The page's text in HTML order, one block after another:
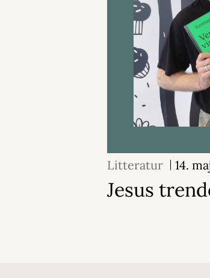
Litteratur 14.
Jesus